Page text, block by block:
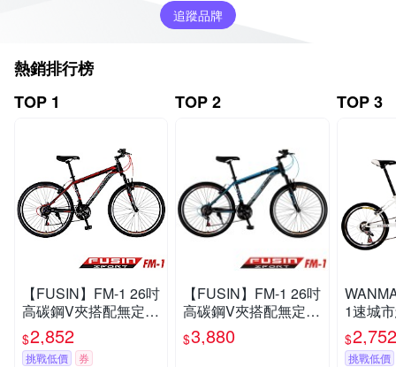
追蹤品牌
熱銷排行榜
TOP 1
【FUSIN】FM-1 26吋
高碳鋼V夾搭配無定位
21速登山車-DIY組裝
版
$2,852
挑戰低價 券
TOP 2
【FUSIN】FM-1 26吋
高碳鋼V夾搭配無定位
21速登山車（100%出
貨服務升級版本）
$3,880
TOP 3
1速城
(服務
$2,752
挑戰低價